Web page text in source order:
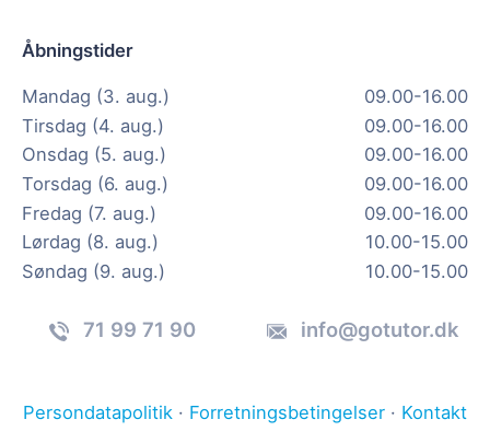
Åbningstider
Mandag (3. aug.)
09.00-16.00
Tirsdag (4. aug.)
09.00-16.00
Onsdag (5. aug.)
09.00-16.00
Torsdag (6. aug.)
09.00-16.00
Fredag (7. aug.)
09.00-16.00
Lørdag (8. aug.)
10.00-15.00
Søndag (9. aug.)
10.00-15.00
71 99 71 90 info@gotutor.dk
Persondatapolitik · Forretningsbetingelser · Kontakt